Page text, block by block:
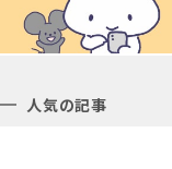
人気の記事